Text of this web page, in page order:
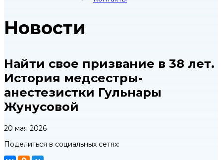
Новости
Найти свое призвание в 38 лет.
История медсестры-
анестезистки Гульнары
Жунусовой
20 мая 2026
Поделиться в социальных сетях: